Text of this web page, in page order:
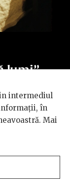
lumi”.
fragilitatea
intermediul
în
Mai